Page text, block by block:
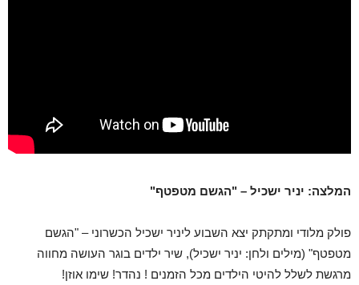
המלצה: יניר ישכיל – "הגשם מטפטף"
פולק מלודי ומתקתק יצא השבוע ליניר ישכיל הכשרוני – "הגשם
מטפטף" (מילים ולחן: יניר ישכיל), שיר ילדים בוגר העושה מחווה
מרגשת לשלל להיטי הילדים מכל הזמנים ! נהדר! שימו אוזן!